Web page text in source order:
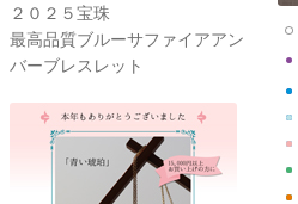
２０２５宝珠
最高品質ブルーサファイアアン
バーブレスレット